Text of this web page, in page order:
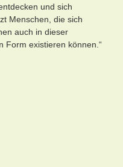
und sich
Menschen, die sich
auch in dieser
Form existieren können.“